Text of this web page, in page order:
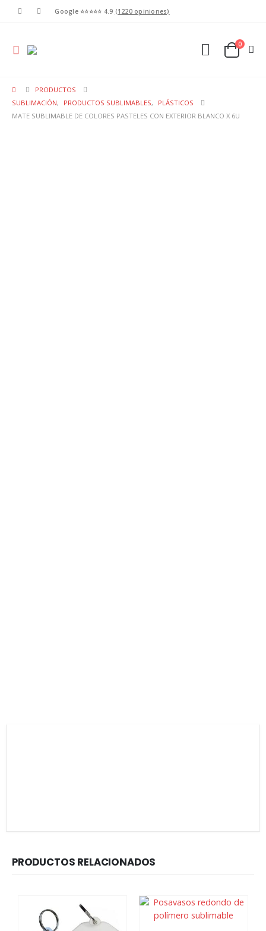
Google ⭐⭐⭐⭐⭐ 4.9 (1220 opiniones)
0
PRODUCTOS
SUBLIMACIÓN, PRODUCTOS SUBLIMABLES,
PLÁSTICOS
MATE SUBLIMABLE DE COLORES PASTELES CON EXTERIOR BLANCO X 6U
PRODUCTOS RELACIONADOS